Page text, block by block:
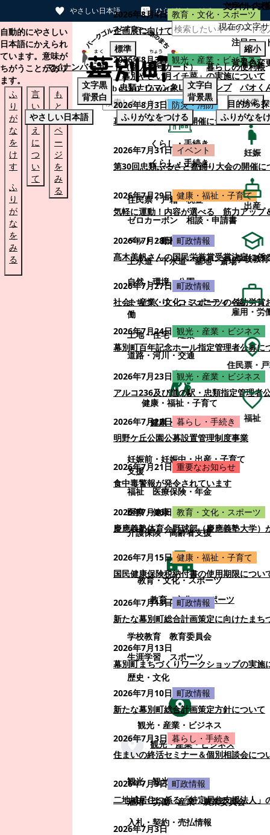
やさしい日本語 ひらがなをつける
本文へスキップする
自動的にやさしい
日本語にかえられ
ています。意味が
ちがうことがあり
ます。
ふ
り
が
な
を
け
す
ふ
り
が
な
を
み
る
言
い
替
え
に
つ
い
て
も
と
の
ペ
ー
ジ
を
み
る
検索
くらし・手続き
くらし・手続き
住民票・戸籍
税金
ゼロカーボン
相談・申請書
ペット・動植物
ごみ
上水道・下水道
墓地・斎場
自然・環境・公園
まちづくり・コミュニティ・協
働
土地・住宅・建築
道路・河川・交通
健康・福祉・子育て
健康・福祉・子育て
妊娠前・妊娠中・出産・子育て
支援
福祉
医療保険・年金
医療・健康
介護保険・高齢者支援
教育・文化・スポーツ
教育・文化・スポーツ
学校教育
教育委員会
生涯学習
スポーツ
歴史・文化
観光・産業・ビジネス
観光・産業・ビジネス
観光
観光・イベント
雇用・労働
産業
農業委員会
入札・契約・売払情報
2026年8月4日 教育・文化・スポーツ
企画展に向けて：安東ウメ子さんとの思
2026年8月3日 観光・産業・ビジネス
「幕別やさい月イチ菜」の実施について
2026年8月3日 防災・消防
幕別町防災フェアの開催について
2026年7月31日 イベント
第30回忠類ふるさと盆踊り大会の開催に
2026年7月29日 健康・福祉・子育て
気軽に運動！内容が選べる 筋力アップ
2026年7月28日 町政情報
髙木美帆さんの国民栄誉賞受賞決定に係
2026年7月27日 町政情報
社会・産業・文化・スポーツの各功労
2026年7月24日 観光・産業・ビジネス
幕別町百年記念ホール指定管理者公募に
2026年7月23日 観光・産業・ビジネス
アルコ236及び道の駅・忠類指定管理者
2026年7月22日 暮らし・手続き
明野ケ丘公園公募設置管理制度事業
2026年7月21日 重要なお知らせ
食中毒警報が発令されています
2026年7月16日 教育・文化・スポーツ
慶應義塾体育会野球部（慶應義塾大学）
2026年7月15日 健康・福祉・子育て
国民健康保険税納付書の使用期限につい
2026年7月13日 町政情報
新たな幕別町総合計画策定に向けたまち
2026年7月13日
幕別町まちづくりワークショップの実施
2026年7月10日 町政情報
新たな幕別町総合計画策定方針について
2026年7月3日 暮らし・手続き
住まいの終活セミナー＆個別相談会につ
2026年7月3日 町政情報
二地域居住に係る「特定居住支援法人」
2026年7月3日
サイト内
注目ワー
マイナンバーカード（個人番号カード）
暮らしの便利帳
忠類ナウマン象LINEスタンプ
パオく
目的から
妊娠
出産
学校教育
雇用・労
住民票・
福祉
文字サイズ
現在の文字
標準
縮小
背景色変
文字黒
背景白
文字白
背景黒
やさしい日本語
ふりがなをつける ふりがなを